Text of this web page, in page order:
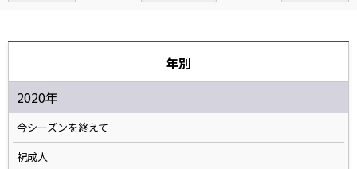
年別
2020年
今シーズンを終えて
祝成人